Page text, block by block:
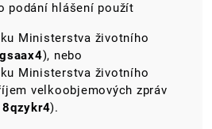
podání hlášení použít
Ministerstva životního
), nebo
Ministerstva životního
velkoobjemových zpráv
8qzykr4).